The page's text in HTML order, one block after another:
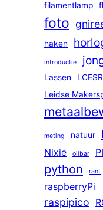
filamentlamp
foto
haken
introductie
Lassen
Leidse
meting natuur
Nixie oilbar
python rant
raspberryPi
raspipico